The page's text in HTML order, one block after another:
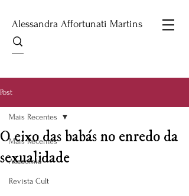
Alessandra Affortunati Martins
Post
Mais Recentes
Academia
Revista Cult
Mais Recentes
O eixo das babás no enredo da
sexualidade